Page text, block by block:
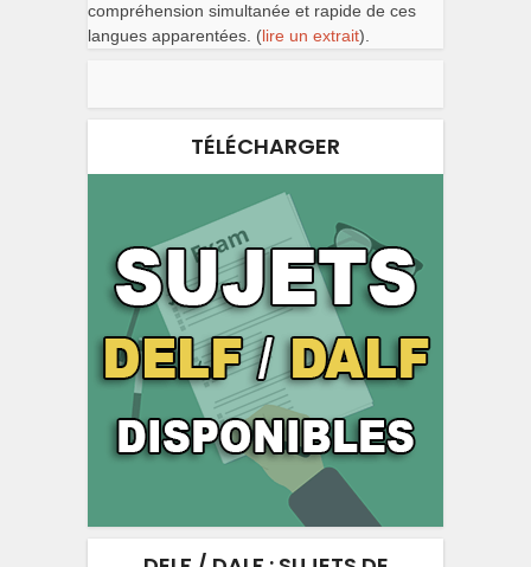
compréhension simultanée et rapide de ces
langues apparentées. (lire un extrait).
TÉLÉCHARGER